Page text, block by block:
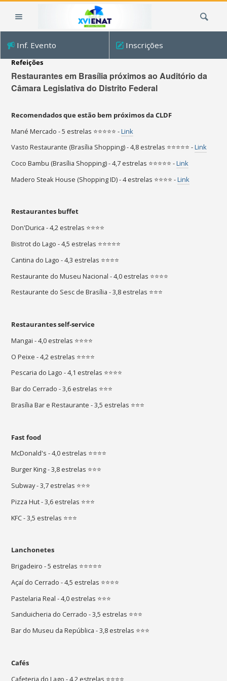
Inf. Evento Inscrições
Refeições
Restaurantes em Brasília próximos ao Auditório da
Câmara Legislativa do Distrito Federal
Recomendados que estão bem próximos da CLDF
Mané Mercado - 5 estrelas ⭐⭐⭐⭐⭐ -Link
Vasto Restaurante (Brasília Shopping) - 4,8 estrelas ⭐⭐⭐⭐⭐ -Link
Coco Bambu (Brasília Shopping) - 4,7 estrelas ⭐⭐⭐⭐⭐ -Link
Madero Steak House (Shopping ID) - 4 estrelas ⭐⭐⭐⭐ -Link
Restaurantes buffet
Don'Durica - 4,2 estrelas ⭐⭐⭐⭐
Bistrot do Lago - 4,5 estrelas ⭐⭐⭐⭐⭐
Cantina do Lago - 4,3 estrelas ⭐⭐⭐⭐
Restaurante do Museu Nacional - 4,0 estrelas ⭐⭐⭐⭐
Restaurante do Sesc de Brasília - 3,8 estrelas ⭐⭐⭐
Restaurantes self-service
Mangai - 4,0 estrelas ⭐⭐⭐⭐
O Peixe - 4,2 estrelas ⭐⭐⭐⭐
Pescaria do Lago - 4,1 estrelas ⭐⭐⭐⭐
Bar do Cerrado - 3,6 estrelas ⭐⭐⭐
Brasília Bar e Restaurante - 3,5 estrelas ⭐⭐⭐
Fast food
McDonald's - 4,0 estrelas ⭐⭐⭐⭐
Burger King - 3,8 estrelas ⭐⭐⭐
Subway - 3,7 estrelas ⭐⭐⭐
Pizza Hut - 3,6 estrelas ⭐⭐⭐
KFC - 3,5 estrelas ⭐⭐⭐
Lanchonetes
Brigadeiro - 5 estrelas ⭐⭐⭐⭐⭐
Açaí do Cerrado - 4,5 estrelas ⭐⭐⭐⭐
Pastelaria Real - 4,0 estrelas ⭐⭐⭐
Sanduicheria do Cerrado - 3,5 estrelas ⭐⭐⭐
Bar do Museu da República - 3,8 estrelas ⭐⭐⭐
Cafés
Cafeteria do Lago - 4,2 estrelas ⭐⭐⭐⭐